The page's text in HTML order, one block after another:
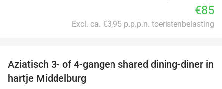
€85
Excl. ca. €3,95 p.p.p.n. toeristenbelasting
36%
Aziatisch 3- of 4-gangen shared dining-diner in
hartje Middelburg